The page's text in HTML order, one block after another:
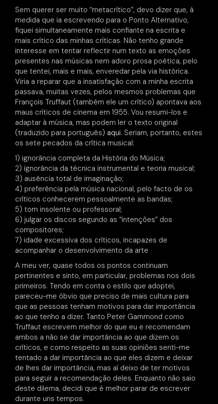
Sem querer ser muito “metacrítico”, devo dizer que, à
medida que ia escrevendo para o Ponto Alternativo,
fiquei simultaneamente mais confiante na escrita e
mais crítico das minhas críticas. Não tenho grande
interesse em tentar reflectir num texto as emoções
presentes nas músicas nem adoro prosa poética, pelo
que tentei, mais e mais, enveredar pela via histórica.
Viria a reparar que a insatisfação com a minha escrita
passava, muitas vezes, pelos mesmos problemas que
François Truffaut (também ele um crítico) apontava aos
maus críticos de cinema em 1955. Vou resumi-los e
adaptar à música, mas podem ler o texto original
(traduzido para português) aqui. Seriam, portanto, estes
os sete pecados da crítica musical:
1) ignorância completa da História do Música;
2) ignorância da técnica instrumental e teoria musical;
3) ausência total de imaginação;
4) preferência pela música nacional, pelo facto de os
críticos conhecerem pessoalmente as bandas;
5) tom insolente ou professoral;
6) julgar os discos segundo as “intenções” dos
compositores;
7) idade excessiva dos críticos, incapazes de
acompanhar o desenvolvimento da arte
A meu ver, quase todos os pontos continuam
pertinentes e sinto, em particular, problemas nos dois
primeiros. Tendo em conta o estilo que adoptei,
pareceu-me óbvio que preciso de mais cultura para
que as pessoas tenham motivos para dar importância
ao que tenho a dizer. Tanto Peter Gammond como
Truffaut escrevem melhor do que eu e recomendam
ambos a não se dar importância ao que dizem os
críticos, e como respeito as suas opiniões senti-me
tentado a dar importância ao que eles dizem e deixar
de lhes dar importância, mas aí deixo de ter motivos
para seguir a recomendação deles. Enquanto não saio
deste dilema, decidi que é melhor parar de escrever
durante uns tempos.